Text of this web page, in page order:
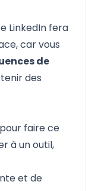
LinkedIn fera
car vous
de
des
faire ce
à un outil,
et de